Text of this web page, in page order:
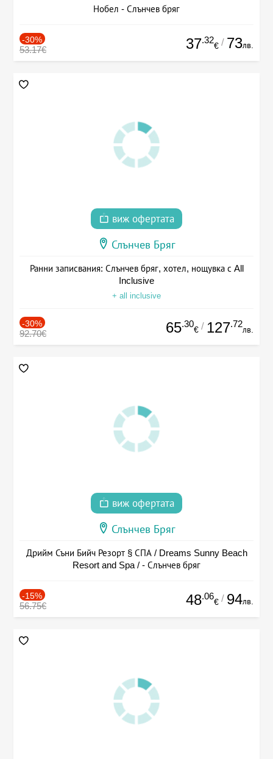
Нобел - Слънчев бряг
-30%
53.17€ 37.32
€ / 73лв.
виж офертата
Слънчев Бряг
Ранни записвания: Слънчев бряг, хотел, нощувка с All
Inclusive
+ all inclusive
-30%
92.70€ 65.30
€ / 127.72
лв.
виж офертата
Слънчев Бряг
Дрийм Съни Бийч Резорт § СПА / Dreams Sunny Beach
Resort and Spa / - Слънчев бряг
-15%
56.75€ 48.06
€ / 94лв.